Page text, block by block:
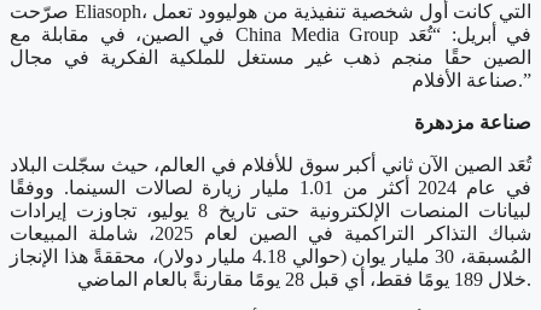
صرّحت Eliasoph، التي كانت أول شخصية تنفيذية من هوليوود تعمل
في الصين، في مقابلة مع China Media Group في أبريل: “تُعَد
الصين حقًا منجم ذهب غير مستغل للملكية الفكرية في مجال
صناعة الأفلام.”
صناعة مزدهرة
تُعَد الصين الآن ثاني أكبر سوق للأفلام في العالم، حيث سجّلت البلاد
في عام 2024 أكثر من 1.01 مليار زيارة لصالات السينما. ووفقًا
لبيانات المنصات الإلكترونية حتى تاريخ 8 يوليو، تجاوزت إيرادات
شباك التذاكر التراكمية في الصين لعام 2025، شاملة المبيعات
المُسبقة، 30 مليار يوان (حوالي 4.18 مليار دولار)، محققةً هذا الإنجاز
خلال 189 يومًا فقط، أي قبل 28 يومًا مقارنةً بالعام الماضي.